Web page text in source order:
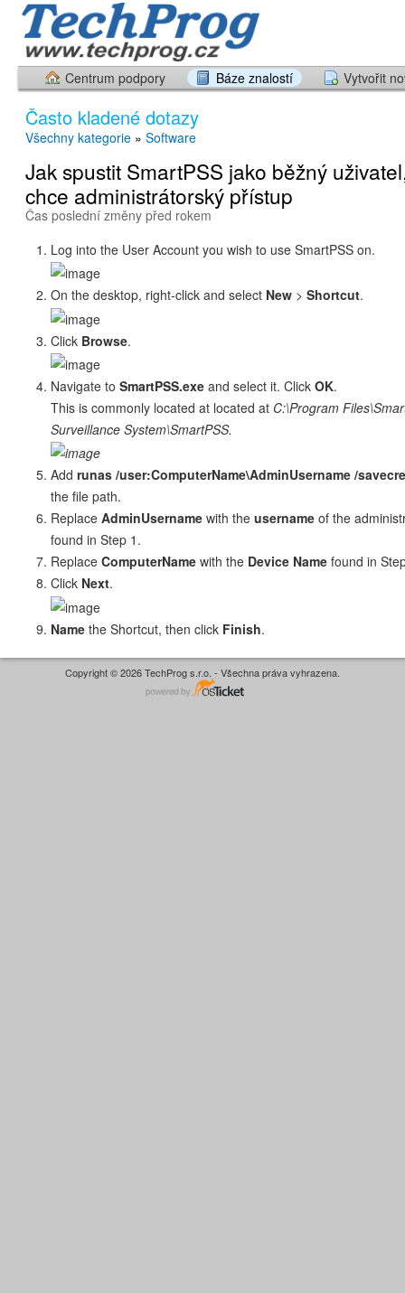
Centrum podpory Báze znalostí Vytvořit
Často kladené dotazy
Všechny kategorie » Software
Jak spustit SmartPSS jako běžný
chce administrátorský přístup
Čas poslední změny před rokem
Log into the User Account you wish to use SmartPSS on.
On the desktop, right-click and select New > Shortcut.
Click Browse.
Navigate to SmartPSS.exe and select it. Click OK.
This is commonly located at located at C:\Program
Surveillance System\SmartPSS.
Add runas /user:ComputerName\AdminUsername /
the file path.
Replace AdminUsername with the username of the
found in Step 1.
Replace ComputerName with the Device Name found in
Click Next.
Name the Shortcut, then click Finish.
Copyright © 2026 TechProg s.r.o. - Všechna práva vyhrazena.